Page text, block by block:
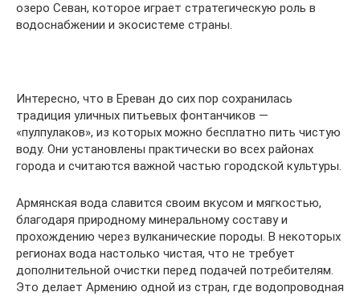
озеро Севан, которое играет стратегическую роль в
водоснабжении и экосистеме страны.
Интересно, что в Ереван до сих пор сохранилась
традиция уличных питьевых фонтанчиков —
«пулпулаков», из которых можно бесплатно пить чистую
воду. Они установлены практически во всех районах
города и считаются важной частью городской культуры.
Армянская вода славится своим вкусом и мягкостью,
благодаря природному минеральному составу и
прохождению через вулканические породы. В некоторых
регионах вода настолько чистая, что не требует
дополнительной очистки перед подачей потребителям.
Это делает Армению одной из стран, где водопроводная